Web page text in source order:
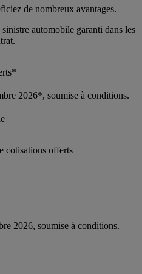
de nombreux avantages.
automobile garanti dans les
2026*, soumise à conditions.
cotisations offerts
2026, soumise à conditions.